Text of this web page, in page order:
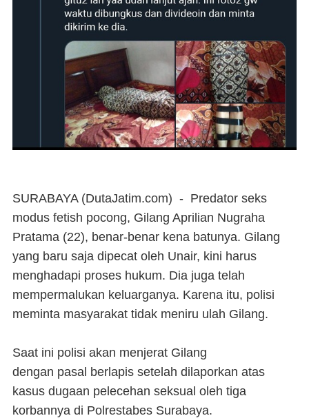
SURABAYA (DutaJatim.com) - Predator seks
modus fetish pocong, Gilang Aprilian Nugraha
Pratama (22), benar-benar kena batunya. Gilang
yang baru saja dipecat oleh Unair, kini harus
menghadapi proses hukum. Dia juga telah
mempermalukan keluarganya. Karena itu, polisi
meminta masyarakat tidak meniru ulah Gilang.
Saat ini polisi akan menjerat Gilang
dengan pasal berlapis setelah dilaporkan atas
kasus dugaan pelecehan seksual oleh tiga
korbannya di Polrestabes Surabaya.